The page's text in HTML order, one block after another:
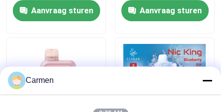
Contacteer ons
Vozol damp
Aanvraag sturen
Aanvraag sturen
Carmen